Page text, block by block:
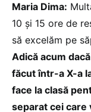
Maria Dima:
10 și 15 ore de
să excelăm pe
Adică acum
făcut într-a X-a
face la clasă
separat cei care